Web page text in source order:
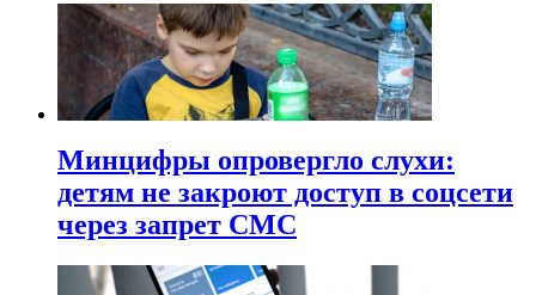
Минцифры опровергло слухи:
детям не закроют доступ в соцсети
через запрет СМС